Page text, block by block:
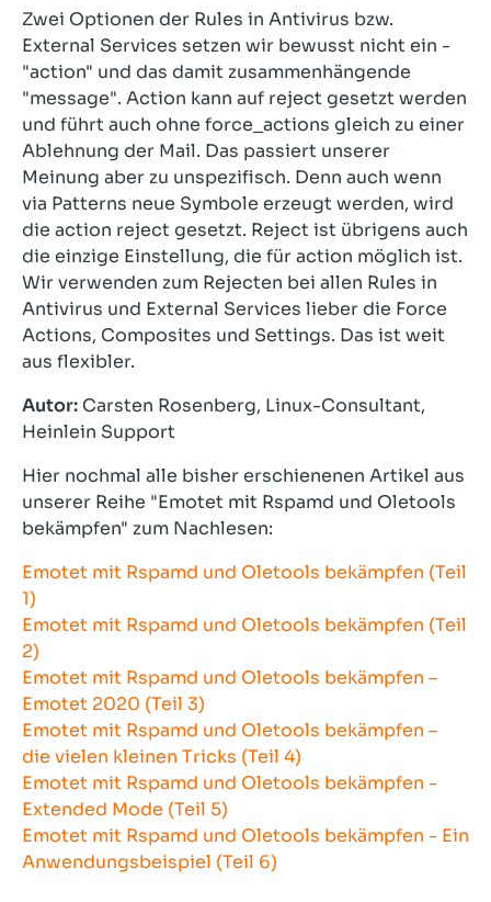
Zwei Optionen der Rules in Antivirus bzw.
External Services setzen wir bewusst nicht ein -
"action" und das damit zusammenhängende
"message". Action kann auf reject gesetzt werden
und führt auch ohne force_actions gleich zu einer
Ablehnung der Mail. Das passiert unserer
Meinung aber zu unspezifisch. Denn auch wenn
via Patterns neue Symbole erzeugt werden, wird
die action reject gesetzt. Reject ist übrigens auch
die einzige Einstellung, die für action möglich ist.
Wir verwenden zum Rejecten bei allen Rules in
Antivirus und External Services lieber die Force
Actions, Composites und Settings. Das ist weit
aus flexibler.
Autor: Carsten Rosenberg, Linux-Consultant,
Heinlein Support
Hier nochmal alle bisher erschienenen Artikel aus
unserer Reihe "Emotet mit Rspamd und Oletools
bekämpfen" zum Nachlesen:
Emotet mit Rspamd und Oletools bekämpfen (Teil
1)
Emotet mit Rspamd und Oletools bekämpfen (Teil
2)
Emotet mit Rspamd und Oletools bekämpfen –
Emotet 2020 (Teil 3)
Emotet mit Rspamd und Oletools bekämpfen –
die vielen kleinen Tricks (Teil 4)
Emotet mit Rspamd und Oletools bekämpfen -
Extended Mode (Teil 5)
Emotet mit Rspamd und Oletools bekämpfen - Ein
Anwendungsbeispiel (Teil 6)